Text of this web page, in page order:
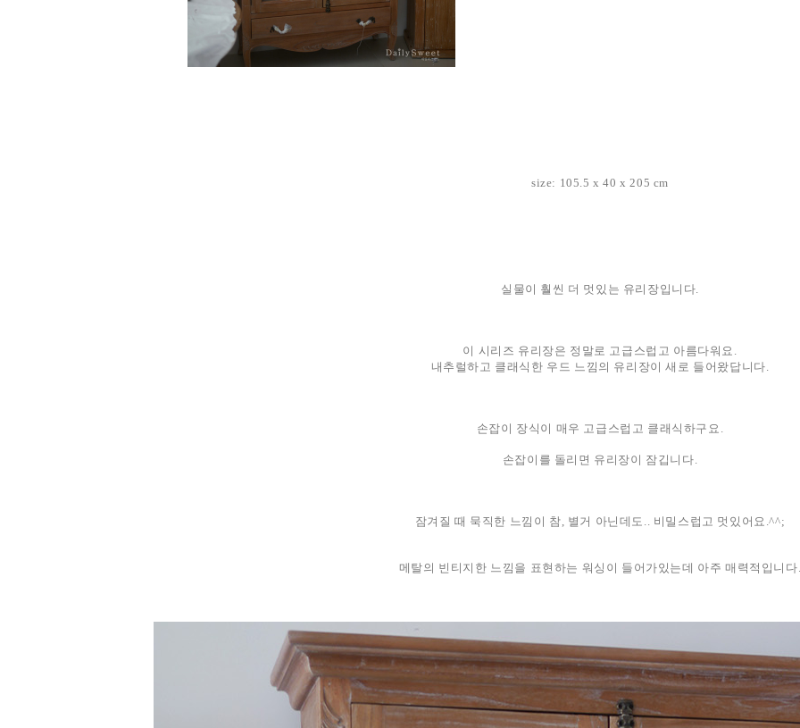
size: 105.5 x 40 x 205 cm
실물이 훨씬 더 멋있는 유리장입니다.
이 시리즈 유리장은 정말로 고급스럽고 아름다워요.
내추럴하고 클래식한 우드 느낌의 유리장이 새로 들어왔답니다.
손잡이 장식이 매우 고급스럽고 클래식하구요.
손잡이를 돌리면 유리장이 잠깁니다.
잠겨질 때 묵직한 느낌이 참, 별거 아닌데도.. 비밀스럽고 멋있어요.^^;
메탈의 빈티지한 느낌을 표현하는 워싱이 들어가있는데 아주 매력적입니다